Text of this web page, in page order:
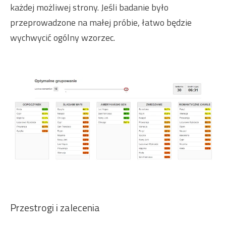
każdej możliwej strony. Jeśli badanie było
przeprowadzone na małej próbie, łatwo będzie
wychwycić ogólny wzorzec.
Przestrogi i zalecenia